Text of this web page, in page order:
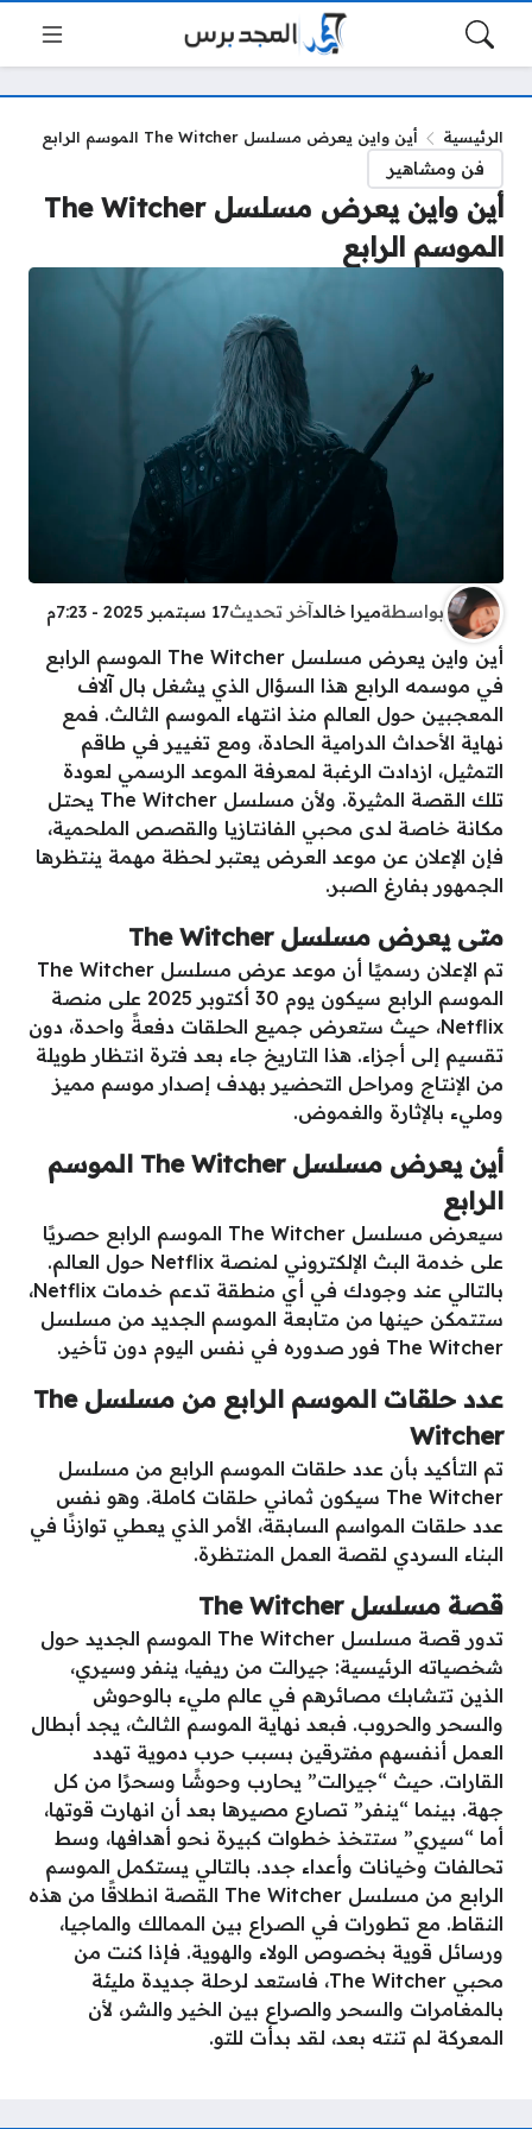
الرئيسية أين واين يعرض مسلسل The Witcher الموسم الرابع
فن ومشاهير
أين واين يعرض مسلسل The Witcher
الموسم الرابع
بواسطةميرا خالد آخر تحديث17 سبتمبر 2025 - 7:23م
أين واين يعرض مسلسل The Witcher الموسم الرابع
في موسمه الرابع هذا السؤال الذي يشغل بال آلاف
المعجبين حول العالم منذ انتهاء الموسم الثالث. فمع
نهاية الأحداث الدرامية الحادة، ومع تغيير في طاقم
التمثيل، ازدادت الرغبة لمعرفة الموعد الرسمي لعودة
تلك القصة المثيرة. ولأن مسلسل The Witcher يحتل
مكانة خاصة لدى محبي الفانتازيا والقصص الملحمية،
فإن الإعلان عن موعد العرض يعتبر لحظة مهمة ينتظرها
الجمهور بفارغ الصبر.
متى يعرض مسلسل The Witcher
تم الإعلان رسميًا أن موعد عرض مسلسل The Witcher
الموسم الرابع سيكون يوم 30 أكتوبر 2025 على منصة
Netflix، حيث ستعرض جميع الحلقات دفعةً واحدة، دون
تقسيم إلى أجزاء. هذا التاريخ جاء بعد فترة انتظار طويلة
من الإنتاج ومراحل التحضير بهدف إصدار موسم مميز
ومليء بالإثارة والغموض.
أين يعرض مسلسل The Witcher الموسم
الرابع
سيعرض مسلسل The Witcher الموسم الرابع حصريًا
على خدمة البث الإلكتروني لمنصة Netflix حول العالم.
بالتالي عند وجودك في أي منطقة تدعم خدمات Netflix،
ستتمكن حينها من متابعة الموسم الجديد من مسلسل
The Witcher فور صدوره في نفس اليوم دون تأخير.
عدد حلقات الموسم الرابع من مسلسل The
Witcher
تم التأكيد بأن عدد حلقات الموسم الرابع من مسلسل
The Witcher سيكون ثماني حلقات كاملة. وهو نفس
عدد حلقات المواسم السابقة، الأمر الذي يعطي توازنًا في
البناء السردي لقصة العمل المنتظرة.
قصة مسلسل The Witcher
تدور قصة مسلسل The Witcher الموسم الجديد حول
شخصياته الرئيسية: جيرالت من ريفيا، ينفر وسيري،
الذين تتشابك مصائرهم في عالم مليء بالوحوش
والسحر والحروب. فبعد نهاية الموسم الثالث، يجد أبطال
العمل أنفسهم مفترقين بسبب حرب دموية تهدد
القارات. حيث “جيرالت” يحارب وحوشًا وسحرًا من كل
جهة. بينما “ينفر” تصارع مصيرها بعد أن انهارت قوتها،
أما “سيري” ستتخذ خطوات كبيرة نحو أهدافها، وسط
تحالفات وخيانات وأعداء جدد. بالتالي يستكمل الموسم
الرابع من مسلسل The Witcher القصة انطلاقًا من هذه
النقاط. مع تطورات في الصراع بين الممالك والماجيا،
ورسائل قوية بخصوص الولاء والهوية. فإذا كنت من
محبي The Witcher، فاستعد لرحلة جديدة مليئة
بالمغامرات والسحر والصراع بين الخير والشر، لأن
المعركة لم تنته بعد، لقد بدأت للتو.